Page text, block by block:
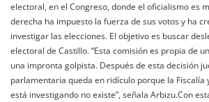
electoral, en el Congreso, donde el oficialismo es
derecha ha impuesto la fuerza de sus votos y ha
investigar las elecciones. El objetivo es buscar
electoral de Castillo. “Esta comisión es propia de
una impronta golpista. Después de esta decisión
parlamentaria queda en ridículo porque la Fiscalía
está investigando no existe”, señala Arbizu.Con